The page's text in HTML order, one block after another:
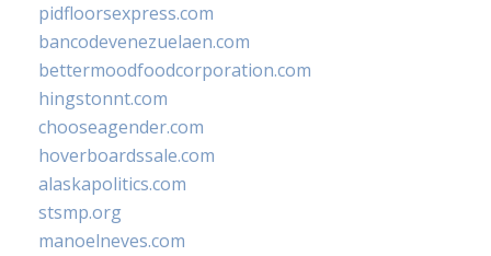
pidfloorsexpress.com
bancodevenezuelaen.com
bettermoodfoodcorporation.com
hingstonnt.com
chooseagender.com
hoverboardssale.com
alaskapolitics.com
stsmp.org
manoelneves.com